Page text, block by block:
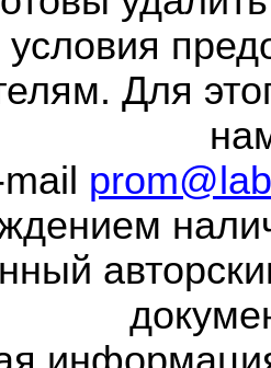
условия
Для